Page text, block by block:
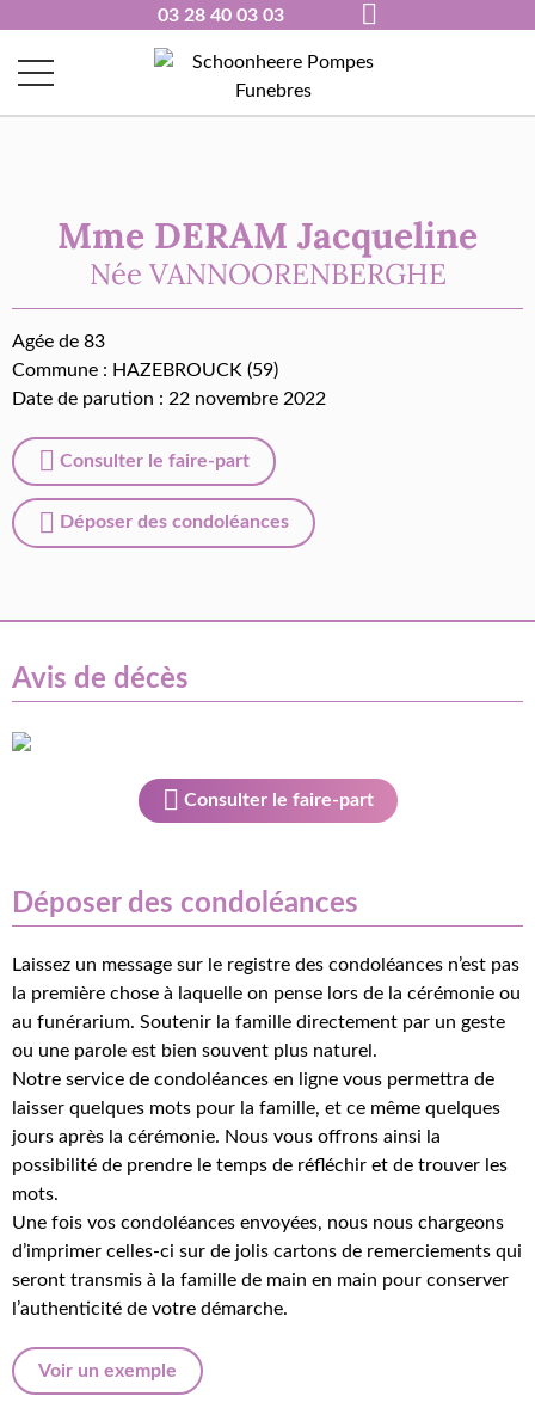
03 28 40 03 03
Mme DERAM Jacqueline
Née VANNOORENBERGHE
Agée de 83
Commune : HAZEBROUCK (59)
Date de parution : 22 novembre 2022
Consulter le faire-part
Déposer des condoléances
Avis de décès
Consulter le faire-part
Déposer des condoléances
Laissez un message sur le registre des condoléances n’est pas
la première chose à laquelle on pense lors de la cérémonie ou
au funérarium. Soutenir la famille directement par un geste
ou une parole est bien souvent plus naturel.
Notre service de condoléances en ligne vous permettra de
laisser quelques mots pour la famille, et ce même quelques
jours après la cérémonie. Nous vous offrons ainsi la
possibilité de prendre le temps de réfléchir et de trouver les
mots.
Une fois vos condoléances envoyées, nous nous chargeons
d’imprimer celles-ci sur de jolis cartons de remerciements qui
seront transmis à la famille de main en main pour conserver
l’authenticité de votre démarche.
Voir un exemple